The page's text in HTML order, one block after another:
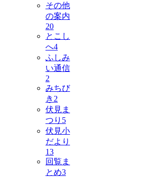
その他
の案内
20
とこし
へ4
ふしみ
い通信
2
みちび
き 2
伏見ま
つり 5
伏見小
だより
13
回覧ま
とめ3